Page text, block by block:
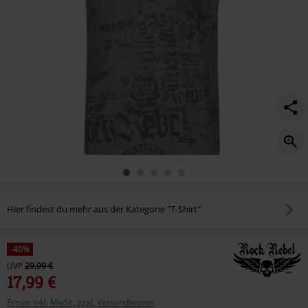
Hier findest du mehr aus der Kategorie "T-Shirt"
-40%
UVP29,99 €
17,99 €
Preise inkl. MwSt., zzgl. Versandkosten